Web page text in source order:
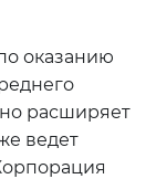
оказанию
расширяет
ведет